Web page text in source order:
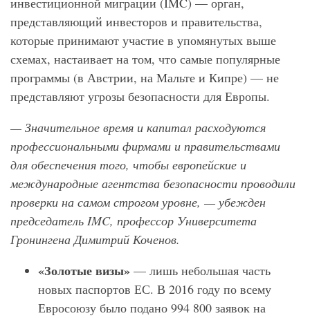
представляющий инвесторов и правительства,
которые принимают участие в упомянутых выше
схемах, настаивает на том, что самые популярные
программы (в Австрии, на Мальте и Кипре) — не
представляют угрозы безопасности для Европы.
— Значительное время и капитал расходуются
профессиональными фирмами и правительствами
для обеспечения того, чтобы европейские и
международные агентства безопасности проводили
проверки на самом строгом уровне, — убежден
председатель IMC, профессор Университета
Гронингена Димитрий Коченов.
«Золотые визы» — лишь небольшая часть
новых паспортов ЕС. В 2016 году по всему
Евросоюзу было подано 994 800 заявок на